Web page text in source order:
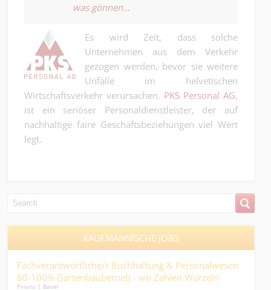
was gönnen…
Es wird Zeit, dass solche
Unternehmen aus dem Verkehr
gezogen werden, bevor sie weitere
Unfälle im helvetischen
Wirtschaftsverkehr verursachen. PKS Personal AG,
ist ein seriöser Personaldienstleister, der auf
nachhaltige faire Geschäftsbeziehungen viel Wert
legt.
KAUFMÄNNISCHE JOBS
Fachverantwortliche/r Buchhaltung & Personalwesen
80-100% Gartenbaubetrieb - wo Zahlen Wurzeln
Finanz | Basel